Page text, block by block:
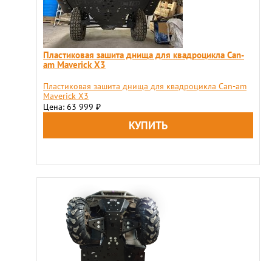
Пластиковая зашита днища для квадроцикла Can-
am Maverick X3
Пластиковая зашита днища для квадроцикла Can-am
Maverick X3
Цена: 63 999 ₽